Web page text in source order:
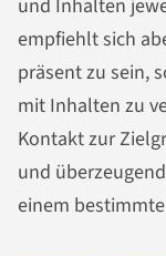
und Inhalten
empfiehlt sich
präsent zu sein,
mit Inhalten zu
Kontakt zur
und
einem